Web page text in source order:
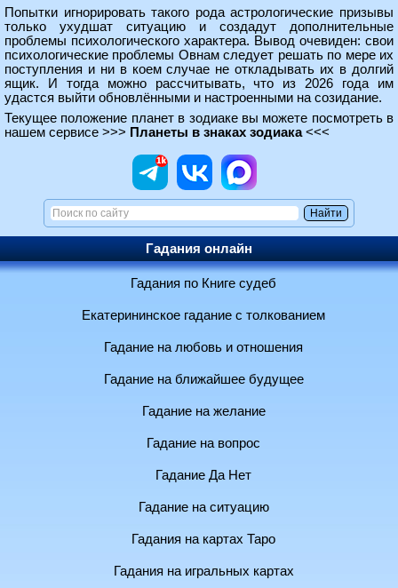
Попытки игнорировать такого рода астрологические призывы
только ухудшат ситуацию и создадут дополнительные
проблемы психологического характера. Вывод очевиден: свои
психологические проблемы Овнам следует решать по мере их
поступления и ни в коем случае не откладывать их в долгий
ящик. И тогда можно рассчитывать, что из 2026 года им
удастся выйти обновлёнными и настроенными на созидание.
Текущее положение планет в зодиаке вы можете посмотреть в
нашем сервисе >>> Планеты в знаках зодиака<<<
Гадания онлайн
Гадания по Книге судеб
Екатерининское гадание с толкованием
Гадание на любовь и отношения
Гадание на ближайшее будущее
Гадание на желание
Гадание на вопрос
Гадание Да Нет
Гадание на ситуацию
Гадания на картах Таро
Гадания на игральных картах